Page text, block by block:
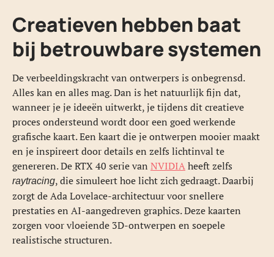
Creatieven hebben baat
bij betrouwbare systemen
De verbeeldingskracht van ontwerpers is onbegrensd.
Alles kan en alles mag. Dan is het natuurlijk fijn dat,
wanneer je je ideeën uitwerkt, je tijdens dit creatieve
proces ondersteund wordt door een goed werkende
grafische kaart. Een kaart die je ontwerpen mooier maakt
en je inspireert door details en zelfs lichtinval te
genereren. De RTX 40 serie van NVIDIAheeft zelfs
raytracing, die simuleert hoe licht zich gedraagt. Daarbij
zorgt de Ada Lovelace-architectuur voor snellere
prestaties en AI-aangedreven graphics. Deze kaarten
zorgen voor vloeiende 3D-ontwerpen en soepele
realistische structuren.